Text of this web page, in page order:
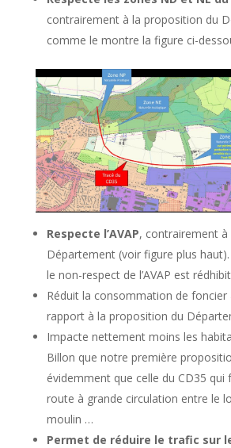
contrairement à la proposition du
comme le montre la figure ci-
Respecte l’AVAP, contrairement
Département (voir figure plus
le non-respect de l’AVAP est
Réduit la consommation de foncier
rapport à la proposition du
Impacte nettement moins les
Billon que notre première
évidemment que celle du CD35 qui
route à grande circulation entre le
moulin …
Permet de réduire le trafic sur